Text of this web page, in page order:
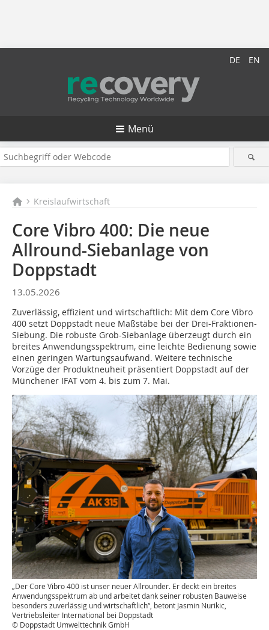
DE EN
Menü
Kreislaufwirtschaft
Core Vibro 400: Die neue
Allround-Siebanlage von
Doppstadt
13.05.2026
Zuverlässig, effizient und wirtschaftlich: Mit dem Core Vibro
400 setzt Doppstadt neue Maßstäbe bei der Drei-Fraktionen-
Siebung. Die robuste Grob-Siebanlage überzeugt durch ein
breites Anwendungsspektrum, eine leichte Bedienung sowie
einen geringen Wartungsaufwand. Weitere technische
Vorzüge der Produktneuheit präsentiert Doppstadt auf der
Münchener IFAT vom 4. bis zum 7. Mai.
„Der Core Vibro 400 ist unser neuer Allrounder. Er deckt ein breites
Anwendungsspektrum ab und arbeitet dank seiner robusten Bauweise
besonders zuverlässig und wirtschaftlich“, betont Jasmin Nurikic,
Vertriebsleiter International bei Doppstadt
© Doppstadt Umwelttechnik GmbH